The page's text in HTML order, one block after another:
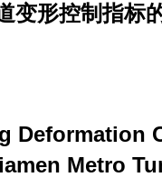
变形控制指标
Deformation
Metro